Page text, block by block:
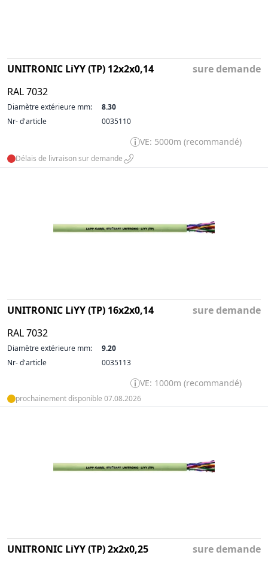
UNITRONIC LiYY (TP) 12x2x0,14
RAL 7032
sure demande
Diamètre extérieure mm:
8.30
Nr- d'article
0035110
VE: 5000m (recommandé)
Délais de livraison sur demande
UNITRONIC LiYY (TP) 16x2x0,14
RAL 7032
sure demande
Diamètre extérieure mm:
9.20
Nr- d'article
0035113
VE: 1000m (recommandé)
prochainement disponible 07.08.2026
UNITRONIC LiYY (TP) 2x2x0,25
sure demande